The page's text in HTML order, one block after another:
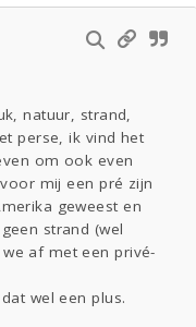
natuur, strand,
perse, ik vind het
om ook even
mij een pré zijn
geweest en
strand (wel
af met een privé-
wel een plus.